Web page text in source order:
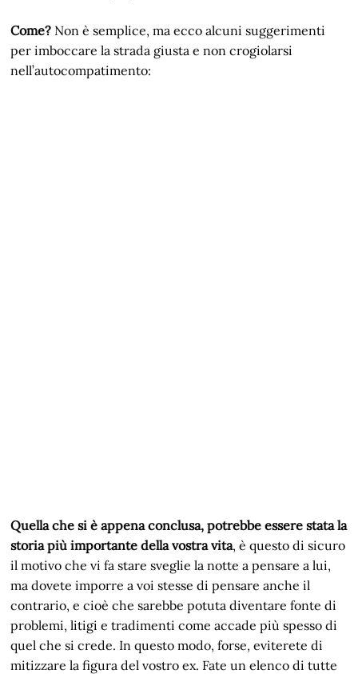
Come? Non è semplice, ma ecco alcuni suggerimenti
per imboccare la strada giusta e non crogiolarsi
nell’autocompatimento:
Quella che si è appena conclusa, potrebbe essere stata la
storia più importante della vostra vita, è questo di sicuro
il motivo che vi fa stare sveglie la notte a pensare a lui,
ma dovete imporre a voi stesse di pensare anche il
contrario, e cioè che sarebbe potuta diventare fonte di
problemi, litigi e tradimenti come accade più spesso di
quel che si crede. In questo modo, forse, eviterete di
mitizzare la figura del vostro ex. Fate un elenco di tutte